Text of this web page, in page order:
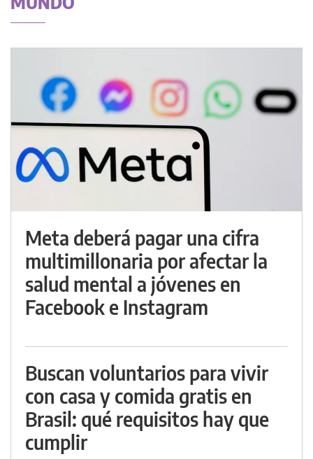
Meta deberá pagar una cifra
multimillonaria por afectar la
salud mental a jóvenes en
Facebook e Instagram
Buscan voluntarios para vivir
con casa y comida gratis en
Brasil: qué requisitos hay que
cumplir